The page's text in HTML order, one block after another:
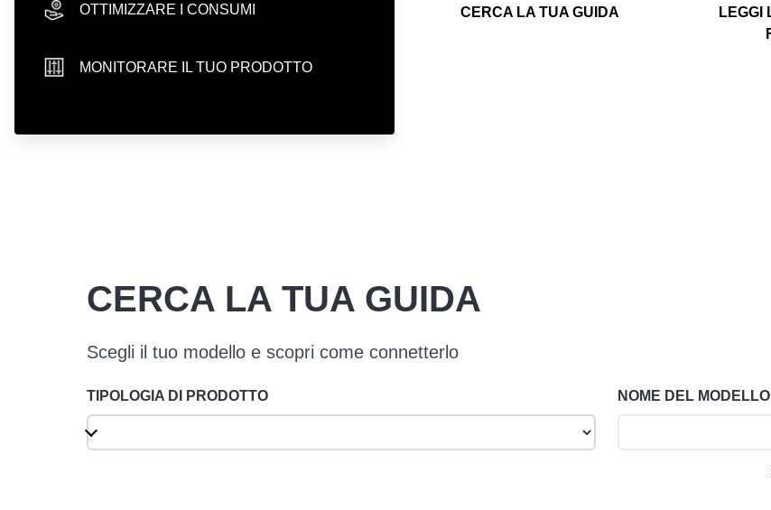
OTTIMIZZARE I CONSUMI
MONITORARE IL TUO PRODOTTO
CERCA LA TUA GUIDA
LEGGI
CERCA LA TUA GUIDA
Scegli il tuo modello e scopri come connetterlo
TIPOLOGIA DI PRODOTTO NOME DEL MODELLO